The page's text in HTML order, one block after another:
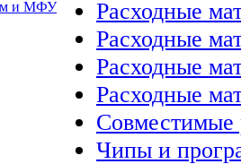
и МФУ
Расходные
Расходные
Расходные
Расходные
Совместимые
Чипы и